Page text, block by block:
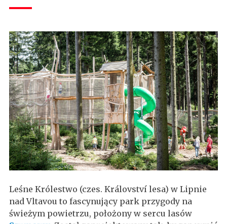
Leśne Królestwo (czes. Království lesa) w Lipnie
nad Vltavou to fascynujący park przygody na
świeżym powietrzu, położony w sercu lasów